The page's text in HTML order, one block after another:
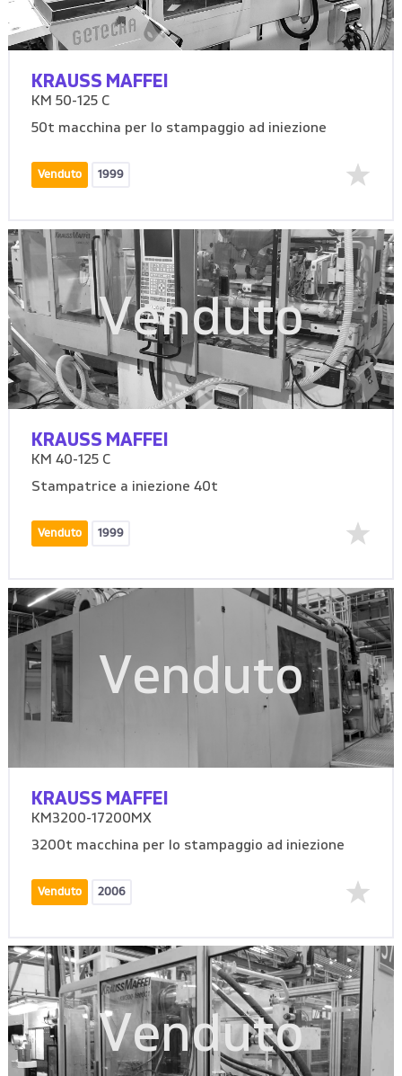
KRAUSS MAFFEI
KM 50-125 C
50t macchina per lo stampaggio ad iniezione
Venduto 1999
Venduto
KRAUSS MAFFEI
KM 40-125 C
Stampatrice a iniezione 40t
Venduto 1999
Venduto
KRAUSS MAFFEI
KM3200-17200MX
3200t macchina per lo stampaggio ad iniezione
Venduto 2006
Venduto